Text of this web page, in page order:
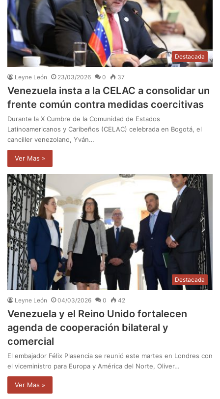
Destacada
Leyne León 23/03/2026 0 37
Venezuela insta a la CELAC a consolidar un
frente común contra medidas coercitivas
Durante la X Cumbre de la Comunidad de Estados
Latinoamericanos y Caribeños (CELAC) celebrada en Bogotá, el
canciller venezolano, Yván…
Ver Mas »
Destacada
Leyne León 04/03/2026 0 42
Venezuela y el Reino Unido fortalecen
agenda de cooperación bilateral y
comercial
El embajador Félix Plasencia se reunió este martes en Londres con
el viceministro para Europa y América del Norte, Oliver…
Ver Mas »